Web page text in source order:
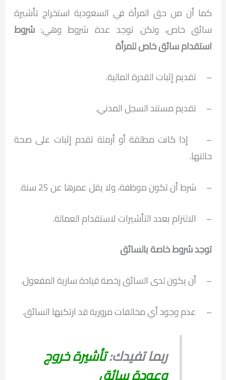
كما أن من حق المرأة في السعودية استخراج تأشيرة
سائق خاص، ولكن توجد عدة شروط وهي:شروط
استقدام سائق خاص للمرأة
– تقديم إثبات القدرة المالية.
– تقديم مستند السجل المدني.
– إذا كانت مطلقة أو أرملة تقدم إثبات على صحة
حالتها.
– شرط أن تكون موظفة، ولا يقل عمرها عن 25 سنة.
– الالتزام بعدد التأشيرات لاستقدام العمالة.
توجد شروط خاصة بالسائق
– أن يكون لدى السائق رخصة قيادة سارية المفعول.
– عدم وجود أي مخالفات مرورية قد ارتكبها السائق.
ربما تفيدك:تأشيرة خروج